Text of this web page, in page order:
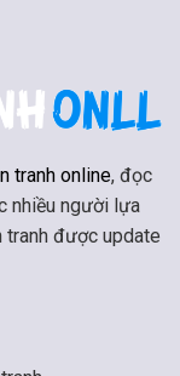
tranh online, đọc
nhiều người lựa
tranh được update